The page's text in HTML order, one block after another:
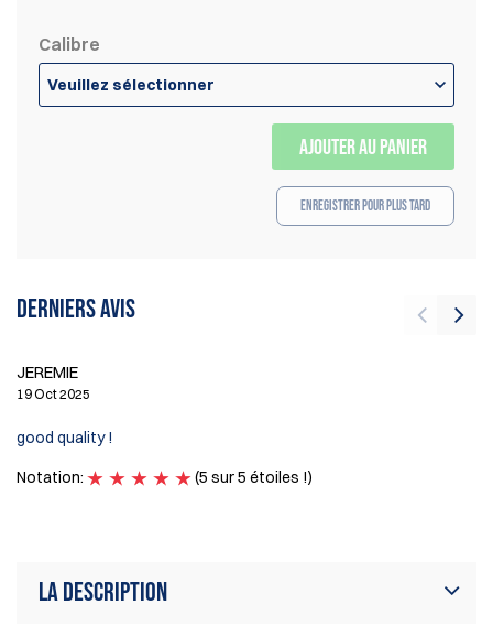
Calibre
Veuillez sélectionner
AJOUTER AU PANIER
Enregistrer pour plus tard
Derniers avis
JEREMIE
19 Oct 2025
good quality !
Notation:
(5 sur 5 étoiles !)
La description